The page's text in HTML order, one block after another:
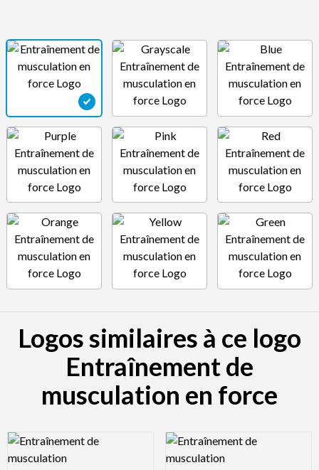
Logos similaires à ce logo
Entraînement de
musculation en force
Logo Preview Image Logo Preview Image